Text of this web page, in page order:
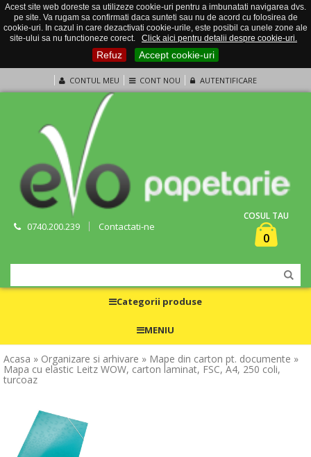
Acest site web doreste sa utilizeze cookie-uri pentru a imbunatati navigarea dvs.
pe site. Va rugam sa confirmati daca sunteti sau nu de acord cu folosirea de
cookie-uri. In cazul in care dezactivati cookie-urile, este posibil ca unele zone ale
site-ului sa nu functioneze corect.
Click aici pentru detalii despre cookie-uri.
Refuz Accept cookie-uri
CONTUL MEU CONT NOU AUTENTIFICARE
0740.200.239 Contactati-ne
COSUL TAU
0
Categorii produse
MENIU
Acasa » Organizare si arhivare » Mape din carton pt. documente »
Mapa cu elastic Leitz WOW, carton laminat, FSC, A4, 250 coli,
turcoaz